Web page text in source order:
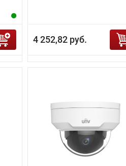
4 252,82 руб.